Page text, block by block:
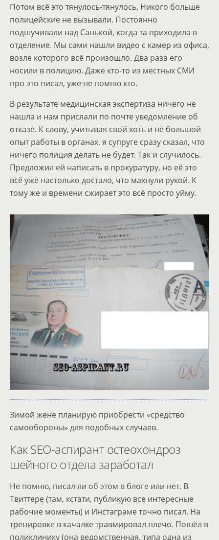
Потом всё это тянулось-тянулось. Никого больше
полицейские не вызывали. Постоянно
подшучивали над Санькой, когда та приходила в
отделение. Мы сами нашли видео с камер из офиса,
возле которого всё произошло. Два раза его
носили в полицию. Даже кто-то из местных СМИ
про это писал, уже не помню кто.
В результате медицинская экспертиза ничего не
нашла и нам прислали по почте уведомление об
отказе. К слову, учитывая свой хоть и не большой
опыт работы в органах, я супруге сразу сказал, что
ничего полиция делать не будет. Так и случилось.
Предложил ей написать в прокуратуру, но её это
всё уже настолько достало, что махнули рукой. К
тому же и времени сжирает это всё просто уйму.
Зимой жене планирую приобрести «средство
самообороны» для подобных случаев.
Как SEO-аспирант остеохондроз
шейного отдела заработал
Не помню, писал ли об этом в блоге или нет. В
Твиттере (там, кстати, публикую все интересные
рабочие моменты) и Инстаграме точно писал. На
тренировке в качалке травмировал плечо. Пошёл в
поликлинику (она ведомственная, типа одна из